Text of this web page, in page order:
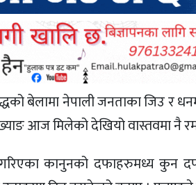
बेलामा नेपाली जनताका जिउ र
आज मिलेको देखियो वास्तवमा नै
कानुनको दफाहरुमध्य कुन